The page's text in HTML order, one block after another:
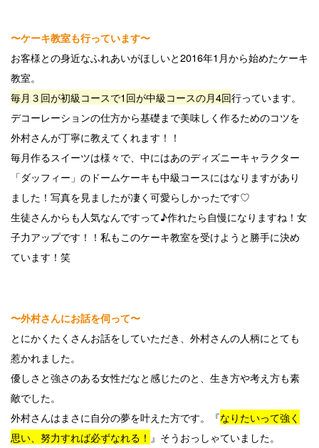
〜ケーキ教室も行っています〜
お客様との身近なふれあいがほしいと2016年1月から始めたケーキ
教室。
毎月３回が初級コースで1回が中級コースの月4回行っています。
デコーレーションの仕方から基礎まで美味しく作るためのコツを
外村さんが丁寧に教えてくれます！！
毎月作るスイーツは様々で、中にはあのディズニーキャラクター
「ダッフィー」のドームケーキも中級コースにはなりますがあり
ました！写真を見ましたが凄く可愛らしかったです♡
生徒さんからも人気なんですって♪作れたら自慢になりますね！女
子力アップです！！私もこのケーキ教室を受けようと勝手に決め
ています！笑
〜外村さんにお話を伺って〜
とにかくたくさんお話をしていただき、外村さんの人柄にとても
惹かれました。
優しさと強さのある女性だなと感じたのと、生き方や考え方も素
敵でした。
外村さんはまさに自分の夢を叶えた方です。『なりたいって強く
思い、努力すれば必ずなれる！ 』そうおっしゃていました。